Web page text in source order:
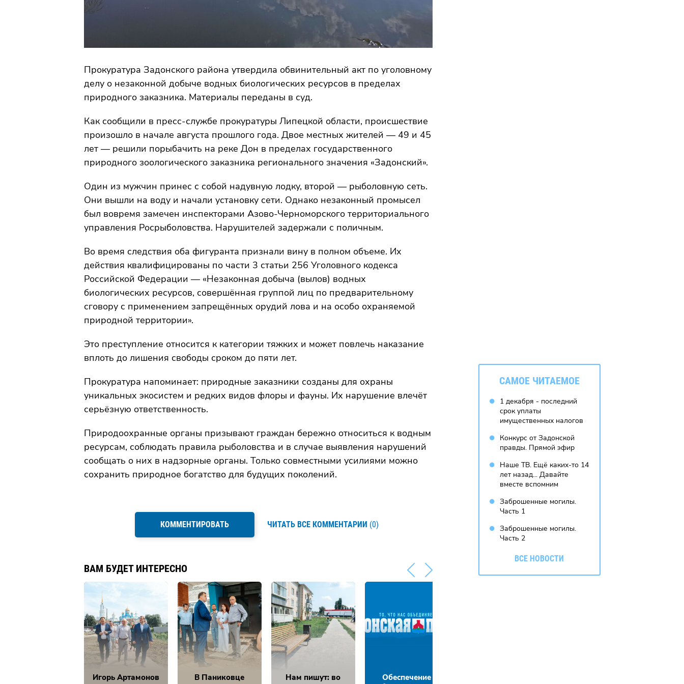
Прокуратура Задонского района утвердила обвинительный акт по уголовному
делу о незаконной добыче водных биологических ресурсов в пределах
природного заказника. Материалы переданы в суд.
Как сообщили в пресс-службе прокуратуры Липецкой области, происшествие
произошло в начале августа прошлого года. Двое местных жителей — 49 и 45
лет — решили порыбачить на реке Дон в пределах государственного
природного зоологического заказника регионального значения «Задонский».
Один из мужчин принес с собой надувную лодку, второй — рыболовную сеть.
Они вышли на воду и начали установку сети. Однако незаконный промысел
был вовремя замечен инспекторами Азово-Черноморского территориального
управления Росрыболовства. Нарушителей задержали с поличным.
Во время следствия оба фигуранта признали вину в полном объеме. Их
действия квалифицированы по части 3 статьи 256 Уголовного кодекса
Российской Федерации — «Незаконная добыча (вылов) водных
биологических ресурсов, совершённая группой лиц по предварительному
сговору с применением запрещённых орудий лова и на особо охраняемой
природной территории».
Это преступление относится к категории тяжких и может повлечь наказание
вплоть до лишения свободы сроком до пяти лет.
Прокуратура напоминает: природные заказники созданы для охраны
уникальных экосистем и редких видов флоры и фауны. Их нарушение влечёт
серьёзную ответственность.
Природоохранные органы призывают граждан бережно относиться к водным
ресурсам, соблюдать правила рыболовства и в случае выявления нарушений
сообщать о них в надзорные органы. Только совместными усилиями можно
сохранить природное богатство для будущих поколений.
КОММЕНТИРОВАТЬ ЧИТАТЬ ВСЕ КОММЕНТАРИИ (0)
ВАМ БУДЕТ ИНТЕРЕСНО
Игорь Артамонов
В Паниковце
Нам пишут: во
Обеспечение
CАМОЕ ЧИТАЕМОЕ
1 декабря - последний
срок уплаты
имущественных налогов
Конкурс от Задонской
правды. Прямой эфир
Наше ТВ. Ещё каких-то 14
лет назад... Давайте
вместе вспомним
Заброшенные могилы.
Часть 1
Заброшенные могилы.
Часть 2
ВСЕ НОВОСТИ